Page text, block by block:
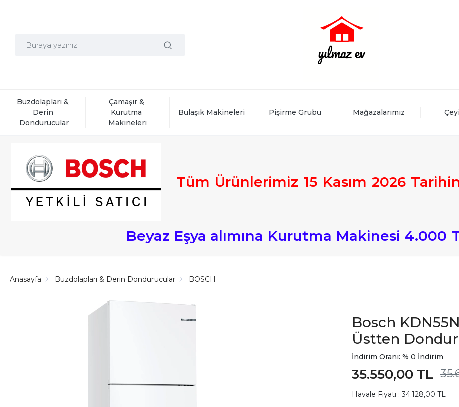
Buzdolapları &
Derin
Dondurucular
Çamaşır &
Kurutma
Makineleri
Bulaşık Makineleri Pişirme Grubu Mağazalarımız
Tüm Ürünlerimiz 15 Kasım 2026
Beyaz Eşya alımına Kurutma Makinesi 4.000
Anasayfa Buzdolapları & Derin Dondurucular BOSCH
Bosch
Üstten
İndirim Oranı: % 0 İndirim
35.550,00 TL
Havale Fiyatı : 34.128,00 TL